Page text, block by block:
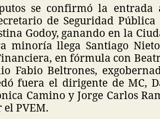
se confirmó la entrada
de Seguridad
Godoy, ganando en la
minoría llega Santiago
en fórmula con
Fabio Beltrones,
fuera el dirigente de MC,
Camino y Jorge Carlos
PVEM.